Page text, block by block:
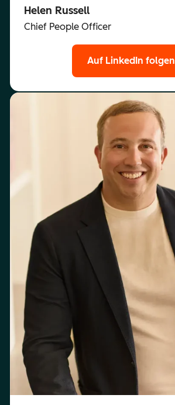
Helen Russell
Chief People Officer
Auf LinkedIn folgen